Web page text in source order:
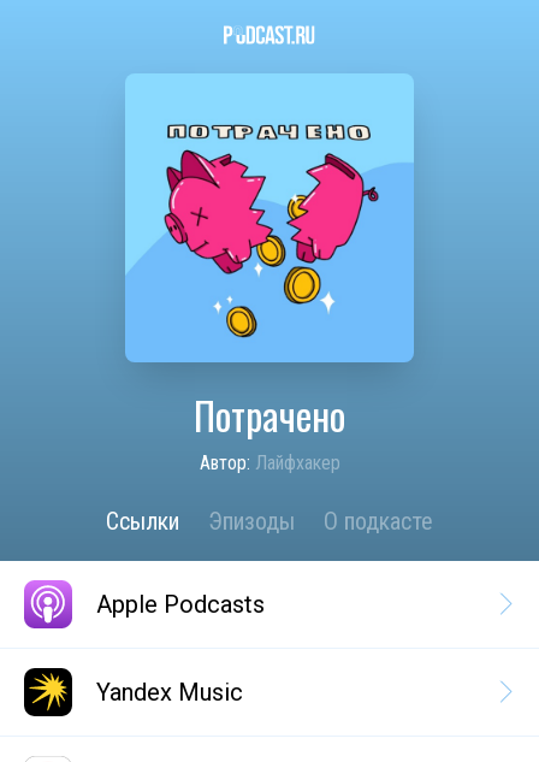
Потрачено
Автор: Лайфхакер
Ссылки Эпизоды О подкасте
Apple Podcasts
Yandex Music